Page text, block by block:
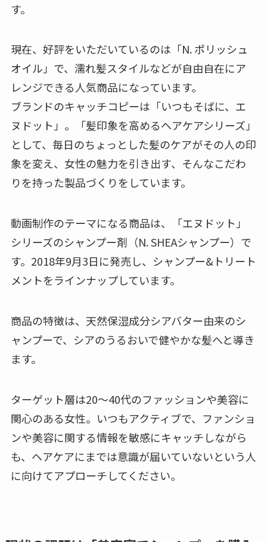
す。
現在、好評をいただいているのは「N. ポリッシュ
オイル」で、濡れ髪スタイルなどが自由自在にア
レンジできる人気商品になっています。
ブランドのキャッチコピーは「いつもそばに、エ
ヌドット」。「髪印象を高めるヘアケアシリーズ」
として、毎日のちょっとした髪のケアがその人の印
象を変え、女性の魅力を引き出す、そんなこだわ
りを持った製品づくりをしています。
動画制作のテーマになる商品は、「エヌドット」
シリーズのシャンプー剤（N. SHEAシャンプー）で
す。2018年9月3日に発売し、シャンプー&トリート
メントをラインナップしています。
商品の特徴は、天然保湿成分シアバター由来のシ
ャンプーで、シアのうるおいで健やかな髪へと導き
ます。
ターゲット層は20〜40代のファッションや美容に
関心のある女性。いつもアクティブで、ファンショ
ンや美容に関する情報を敏感にキャッチしながら
も、ヘアケアにまでは意識が届いていないという人
に向けてアプローチしてください。